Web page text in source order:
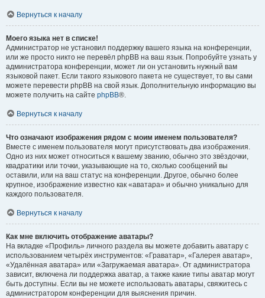
Вернуться к началу
Моего языка нет в списке!
Администратор не установил поддержку вашего языка на конференции,
или же просто никто не перевёл phpBB на ваш язык. Попробуйте узнать у
администратора конференции, может ли он установить нужный вам
языковой пакет. Если такого языкового пакета не существует, то вы сами
можете перевести phpBB на свой язык. Дополнительную информацию вы
можете получить на сайте phpBB®.
Вернуться к началу
Что означают изображения рядом с моим именем пользователя?
Вместе с именем пользователя могут присутствовать два изображения.
Одно из них может относиться к вашему званию, обычно это звёздочки,
квадратики или точки, указывающие на то, сколько сообщений вы
оставили, или на ваш статус на конференции. Другое, обычно более
крупное, изображение известно как «аватара» и обычно уникально для
каждого пользователя.
Вернуться к началу
Как мне включить отображение аватары?
На вкладке «Профиль» личного раздела вы можете добавить аватару с
использованием четырёх инструментов: «Граватар», «Галерея аватар»,
«Удалённая аватара» или «Загружаемая аватара». От администратора
зависит, включена ли поддержка аватар, а также какие типы аватар могут
быть доступны. Если вы не можете использовать аватары, свяжитесь с
администратором конференции для выяснения причин.